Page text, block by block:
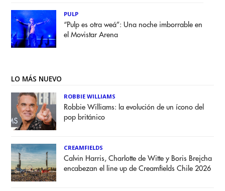
PULP
“Pulp es otra weá”: Una noche imborrable en
el Movistar Arena
LO MÁS NUEVO
ROBBIE WILLIAMS
Robbie Williams: la evolución de un ícono del
pop británico
CREAMFIELDS
Calvin Harris, Charlotte de Witte y Boris Brejcha
encabezan el line up de Creamfields Chile 2026